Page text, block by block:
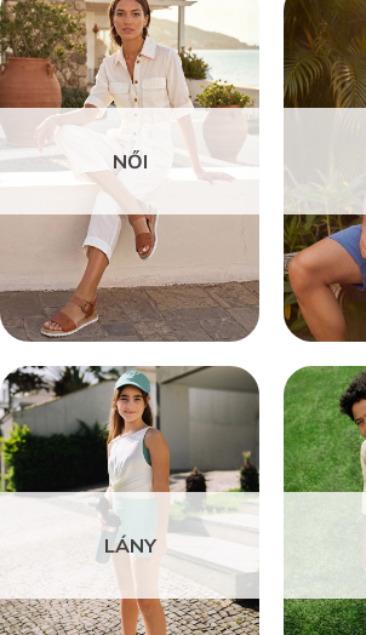
NŐI
LÁNY